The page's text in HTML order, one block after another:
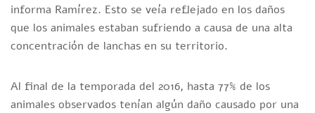
informa Ramírez. Esto se veía reflejado en los daños
que los animales estaban sufriendo a causa de una alta
concentración de lanchas en su territorio.
Al final de la temporada del 2016, hasta 77% de los
animales observados tenían algún daño causado por una